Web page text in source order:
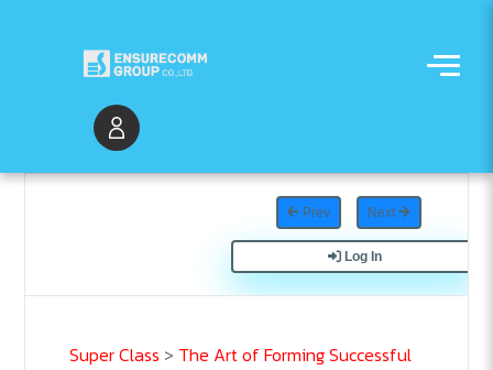
Prev Next
Log In
Super Class > The Art of Forming Successful